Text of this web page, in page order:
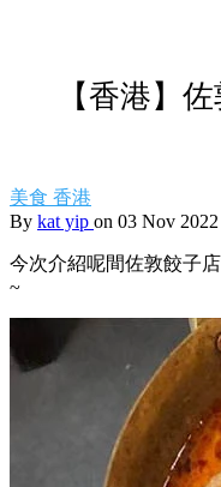
【香港】
美食 香港
By kat yip on 03 Nov 2022
今次介紹呢間佐敦餃子
~